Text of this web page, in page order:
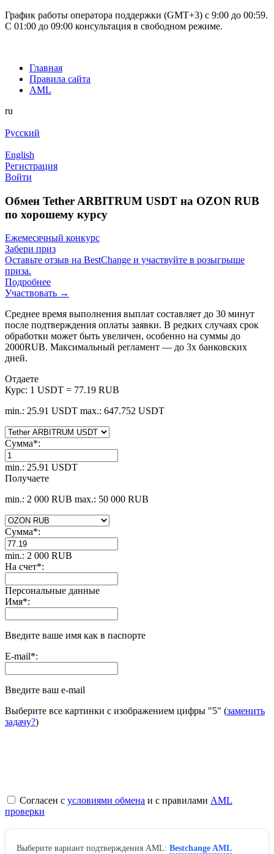
График работы оператора поддержки (GMT+3) c 9:00 до 00:59.
С 01:00 до 09:00 консультация в свободном режиме.
Главная
Правила сайта
AML
ru
Русский
English
Регистрация
Войти
Обмен Tether ARBITRUM USDT на OZON RUB
по хорошему курсу
Ежемесячный конкурс
Забери приз
Оставьте отзыв на BestChange и участвуйте в розыгрыше
приза.
Подробнее
Участвовать →
Среднее время выполнения выплат составляет до 30 минут
после подтверждения оплаты заявки. В редких случаях срок
обработки может быть увеличен, особенно на суммы до
2000RUB. Максимальный регламент — до 3х банковских
дней.
Отдаете
Курс: 1 USDT = 77.19 RUB
min.: 25.91 USDT max.: 647.752 USDT
Сумма*:
min.: 25.91 USDT
Получаете
min.: 2 000 RUB max.: 50 000 RUB
Сумма*:
min.: 2 000 RUB
На счет*:
Персональные данные
Имя*:
Введите ваше имя как в паспорте
E-mail*:
Введите ваш e-mail
Выберите все картинки с изображением цифры "5" (заменить
задачу?)
Согласен с условиями обмена и с правилами AML
проверки
Выберите вариант подтверждения AML: Bestchange AML